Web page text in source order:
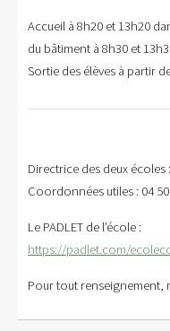
Accueil à 8h20 et 13h20
du bâtiment à 8h30 et
Sortie des élèves à partir
Directrice des deux écoles
Coordonnées utiles : 04
Le PADLET de l’école :
https://padlet.com/
Pour tout renseignement,